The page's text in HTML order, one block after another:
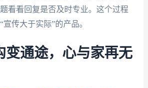
看看回复是否及时专业。这个过程
传大于实际”的产品。
变通途，心与家再无